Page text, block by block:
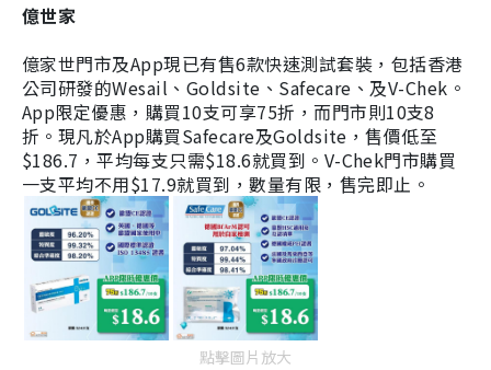
億世家
億家世門市及App現已有售6款快速測試套裝，包括香港
公司研發的Wesail、Goldsite、Safecare、及V-Chek。
App限定優惠，購買10支可享75折，而門市則10支8
折。現凡於App購買Safecare及Goldsite，售價低至
$186.7，平均每支只需$18.6就買到。V-Chek門市購買
一支平均不用$17.9就買到，數量有限，售完即止。
點擊圖片放大